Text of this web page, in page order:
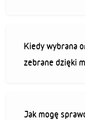
Kiedy wybrana
zebrane dzięki
Jak mogę